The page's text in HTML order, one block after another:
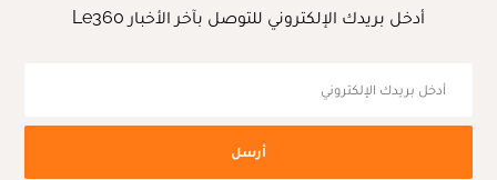
أدخل بريدك الإلكتروني للتوصل بآخر الأخبار Le360
أرسل